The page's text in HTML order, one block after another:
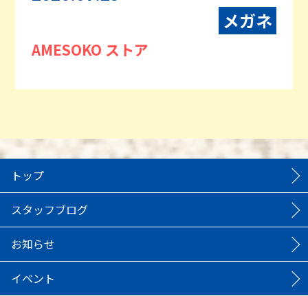
メガネ
AMESOKO ストア
トップ
スタッフブログ
お知らせ
イベント